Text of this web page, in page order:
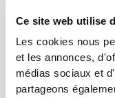
Ce site web utilise
Les cookies nous
et les annonces,
médias sociaux et
partageons
Cet article